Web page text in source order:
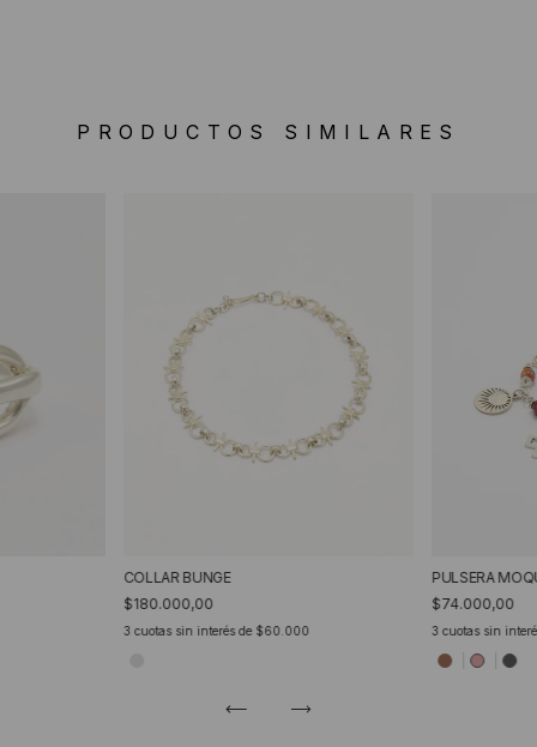
PRODUCTOS SIMILARES
COLLAR BUNGE
$180.000,00
3 cuotas sin interés de $60.000
PULSERA
$74.000,00
3cuotas sin